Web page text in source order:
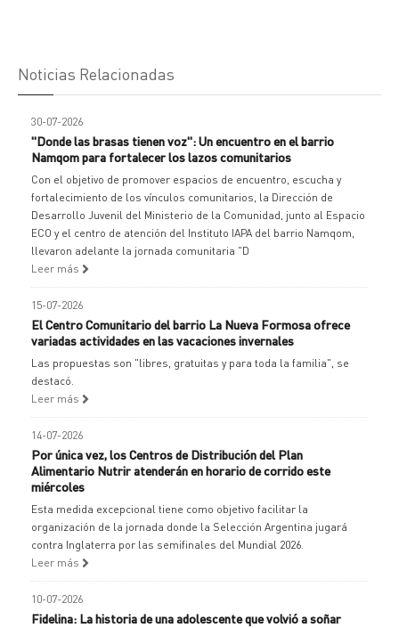
Noticias Relacionadas
30-07-2026
"Donde las brasas tienen voz": Un encuentro en el barrio
Namqom para fortalecer los lazos comunitarios
Con el objetivo de promover espacios de encuentro, escucha y
fortalecimiento de los vínculos comunitarios, la Dirección de
Desarrollo Juvenil del Ministerio de la Comunidad, junto al Espacio
ECO y el centro de atención del Instituto IAPA del barrio Namqom,
llevaron adelante la jornada comunitaria "D
Leer más
15-07-2026
El Centro Comunitario del barrio La Nueva Formosa ofrece
variadas actividades en las vacaciones invernales
Las propuestas son "libres, gratuitas y para toda la familia", se
destacó.
Leer más
14-07-2026
Por única vez, los Centros de Distribución del Plan
Alimentario Nutrir atenderán en horario de corrido este
miércoles
Esta medida excepcional tiene como objetivo facilitar la
organización de la jornada donde la Selección Argentina jugará
contra Inglaterra por las semifinales del Mundial 2026.
Leer más
10-07-2026
Fidelina: La historia de una adolescente que volvió a soñar